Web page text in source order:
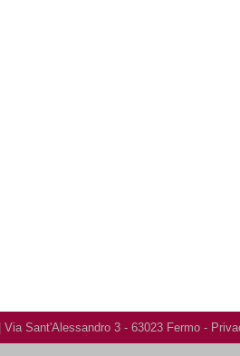
| Via Sant'Alessandro 3 - 63023 Fermo -